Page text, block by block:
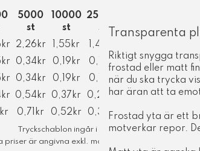
5000
st
10000
st
25000
st
2,26kr 1,55kr
1,42kr
0,34kr 0,19kr
0,17kr
0,34kr 0,19kr
0,17kr
0,54kr 0,37kr
0,26kr
0,71kr 0,52kr 0,38kr
Tryckschablon ingår i pris
priser är angivna exkl. moms
Transparenta
Riktigt snygga
frostad eller matt
när du ska trycka
har äran att ta
Frostad yta är ett
motverkar repor.